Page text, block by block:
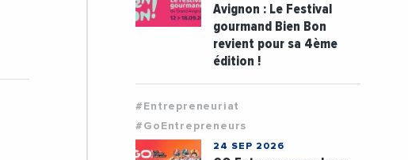
Avignon : Le Festival
gourmand Bien Bon
revient pour sa 4ème
édition !
#Entrepreneuriat
#GoEntrepreneurs
24 SEP 2026